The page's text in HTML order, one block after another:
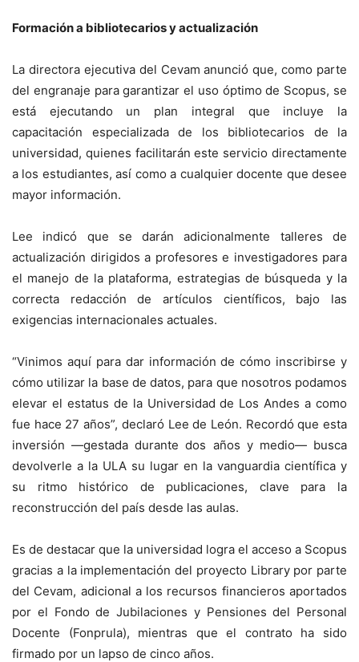
Formación a bibliotecarios y actualización
La directora ejecutiva del Cevam anunció que, como parte
del engranaje para garantizar el uso óptimo de Scopus, se
está ejecutando un plan integral que incluye la
capacitación especializada de los bibliotecarios de la
universidad, quienes facilitarán este servicio directamente
a los estudiantes, así como a cualquier docente que desee
mayor información.
Lee indicó que se darán adicionalmente talleres de
actualización dirigidos a profesores e investigadores para
el manejo de la plataforma, estrategias de búsqueda y la
correcta redacción de artículos científicos, bajo las
exigencias internacionales actuales.
“Vinimos aquí para dar información de cómo inscribirse y
cómo utilizar la base de datos, para que nosotros podamos
elevar el estatus de la Universidad de Los Andes a como
fue hace 27 años”, declaró Lee de León. Recordó que esta
inversión —gestada durante dos años y medio— busca
devolverle a la ULA su lugar en la vanguardia científica y
su ritmo histórico de publicaciones, clave para la
reconstrucción del país desde las aulas.
Es de destacar que la universidad logra el acceso a Scopus
gracias a la implementación del proyecto Library por parte
del Cevam, adicional a los recursos financieros aportados
por el Fondo de Jubilaciones y Pensiones del Personal
Docente (Fonprula), mientras que el contrato ha sido
firmado por un lapso de cinco años.